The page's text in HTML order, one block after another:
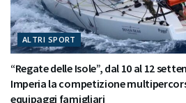
ALTRI SPORT
“Regate delle Isole”, dal 10 al 12
Imperia la competizione
equipaggi famigliari